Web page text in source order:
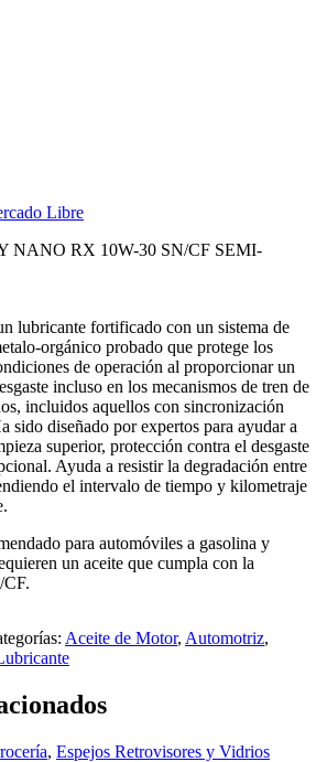
Libre
NANO RX 10W-30 SN/CF SEMI-
lubricante fortificado con un sistema de
orgánico probado que protege los
de operación al proporcionar un
incluso en los mecanismos de tren de
incluidos aquellos con sincronización
sido diseñado por expertos para ayudar a
superior, protección contra el desgaste
Ayuda a resistir la degradación entre
el intervalo de tiempo y kilometraje
para automóviles a gasolina y
un aceite que cumpla con la
Aceite de Motor, Automotriz,
, Espejos Retrovisores y Vidrios